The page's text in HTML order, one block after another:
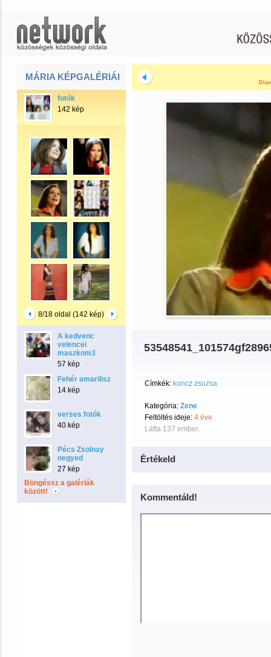
MÁRIA KÉPGALÉRIÁI
fotók
142 kép
8/18 oldal (142 kép)
A kedvenc
velencei
maszkom3
57 kép
Fehér amarilisz
14 kép
verses fotók
40 kép
Pécs Zsolnay
negyed
27 kép
Böngéssz a galériák
között!
Címkék: koncz zsuzsa
Kategória: Zene
Feltöltés ideje: 4 éve
Látta 137 ember.
Értékeld
Kommentáld!